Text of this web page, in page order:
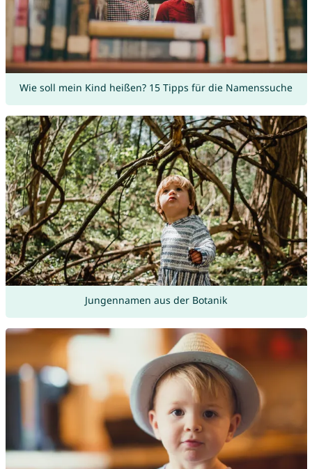
Wie soll mein Kind heißen? 15 Tipps für die Namenssuche
Jungennamen aus der Botanik